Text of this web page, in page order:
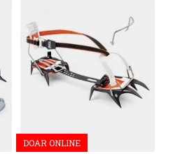
DOAR ONLINE